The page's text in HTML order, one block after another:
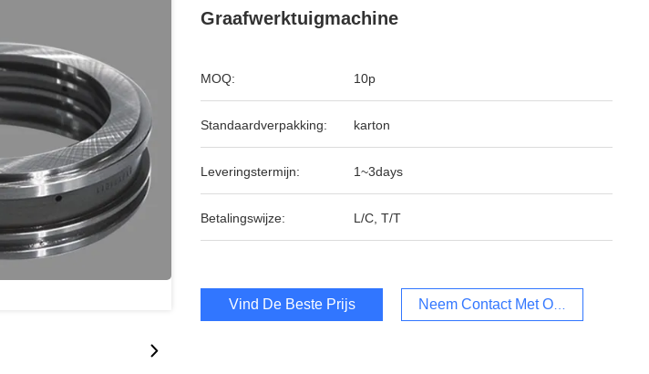
Graafwerktuigmachine
MOQ: 10p
Standaardverpakking: karton
Leveringstermijn: 1~3days
Betalingswijze: L/C, T/T
Vind De Beste Prijs Neem Contact Met Ons Op